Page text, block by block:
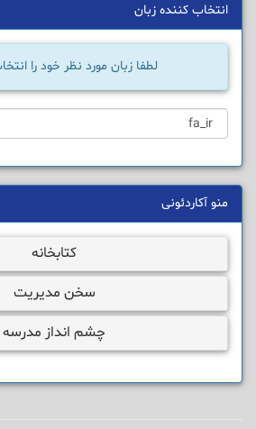
انتخاب کننده زبان
لطفا زبان مورد نظر خود را
منو آکاردئونی
کتابخانه
سخن مدیریت
چشم انداز مدرسه